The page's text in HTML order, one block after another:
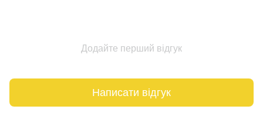
Додайте перший відгук
Написати відгук